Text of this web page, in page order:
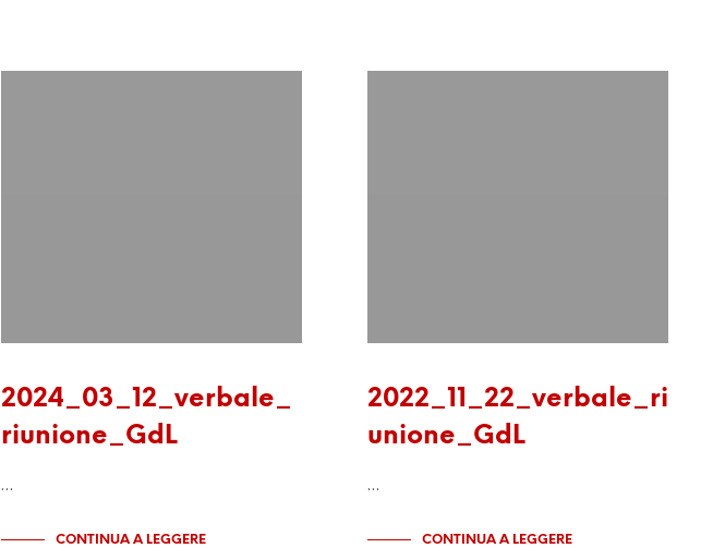
2024_03_12_verbale_
riunione_GdL
…
CONTINUA A LEGGERE
2022_11_22_verbale_ri
unione_GdL
…
CONTINUA A LEGGERE